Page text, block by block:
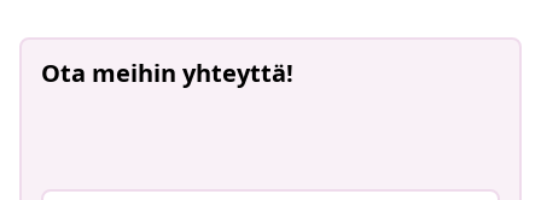
Ota meihin yhteyttä!